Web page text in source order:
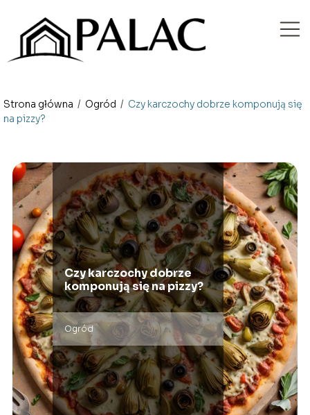
Strona główna / Ogród / Czy karczochy dobrze komponują się
na pizzy?
Czy karczochy dobrze
komponują się na pizzy?
Ogród